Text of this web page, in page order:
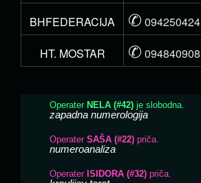
BHFEDERACIJA
✆ 094250424
HT. MOSTAR
✆ 094840908